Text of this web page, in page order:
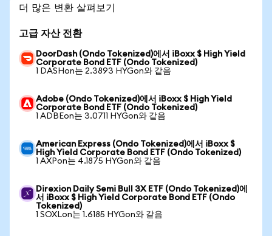
더 많은 변환 살펴보기
고급 자산 전환
DoorDash (Ondo Tokenized)에서 iBoxx $ High Yield
Corporate Bond ETF (Ondo Tokenized)
1 DASHon는 2.3893 HYGon와 같음
Adobe (Ondo Tokenized)에서 iBoxx $ High Yield
Corporate Bond ETF (Ondo Tokenized)
1 ADBEon는 3.0711 HYGon와 같음
American Express (Ondo Tokenized)에서 iBoxx $
High Yield Corporate Bond ETF (Ondo Tokenized)
1 AXPon는 4.1875 HYGon와 같음
Direxion Daily Semi Bull 3X ETF (Ondo Tokenized)에
서 iBoxx $ High Yield Corporate Bond ETF (Ondo
Tokenized)
1 SOXLon는 1.6185 HYGon와 같음